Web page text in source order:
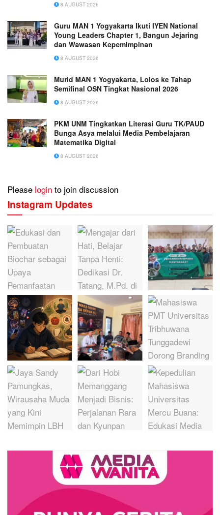
8 AUGUST 2026
Guru MAN 1 Yogyakarta Ikuti IYEN National
Young Leaders Chapter 1, Bangun Jejaring
dan Wawasan Kepemimpinan
8 AUGUST 2026
Murid MAN 1 Yogyakarta, Lolos ke Tahap
Semifinal OSN Tingkat Nasional 2026
8 AUGUST 2026
PKM UNM Tingkatkan Literasi Guru TK/PAUD
Bunga Asya melalui Media Pembelajaran
Matematika Digital
8 AUGUST 2026
Please login to join discussion
Instagram Updates